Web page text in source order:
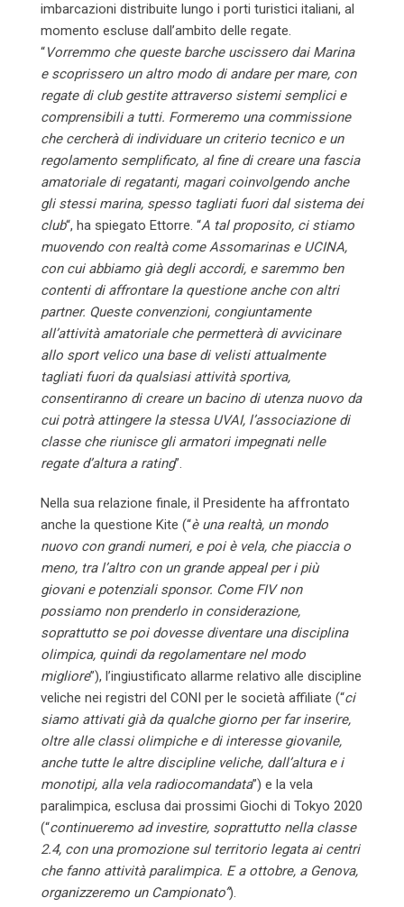
imbarcazioni distribuite lungo i porti turistici italiani, al
momento escluse dall’ambito delle regate.
“Vorremmo che queste barche uscissero dai Marina
e scoprissero un altro modo di andare per mare, con
regate di club gestite attraverso sistemi semplici e
comprensibili a tutti. Formeremo una commissione
che cercherà di individuare un criterio tecnico e un
regolamento semplificato, al fine di creare una fascia
amatoriale di regatanti, magari coinvolgendo anche
gli stessi marina, spesso tagliati fuori dal sistema dei
club“, ha spiegato Ettorre. “A tal proposito, ci stiamo
muovendo con realtà come Assomarinas e UCINA,
con cui abbiamo già degli accordi, e saremmo ben
contenti di affrontare la questione anche con altri
partner. Queste convenzioni, congiuntamente
all’attività amatoriale che permetterà di avvicinare
allo sport velico una base di velisti attualmente
tagliati fuori da qualsiasi attività sportiva,
consentiranno di creare un bacino di utenza nuovo da
cui potrà attingere la stessa UVAI, l’associazione di
classe che riunisce gli armatori impegnati nelle
regate d’altura a rating”.
Nella sua relazione finale, il Presidente ha affrontato
anche la questione Kite (“è una realtà, un mondo
nuovo con grandi numeri, e poi è vela, che piaccia o
meno, tra l’altro con un grande appeal per i più
giovani e potenziali sponsor. Come FIV non
possiamo non prenderlo in considerazione,
soprattutto se poi dovesse diventare una disciplina
olimpica, quindi da regolamentare nel modo
migliore”), l’ingiustificato allarme relativo alle discipline
veliche nei registri del CONI per le società affiliate (“ci
siamo attivati già da qualche giorno per far inserire,
oltre alle classi olimpiche e di interesse giovanile,
anche tutte le altre discipline veliche, dall’altura e i
monotipi, alla vela radiocomandata”) e la vela
paralimpica, esclusa dai prossimi Giochi di Tokyo 2020
(“continueremo ad investire, soprattutto nella classe
2.4, con una promozione sul territorio legata ai centri
che fanno attività paralimpica. E a ottobre, a Genova,
organizzeremo un Campionato”).